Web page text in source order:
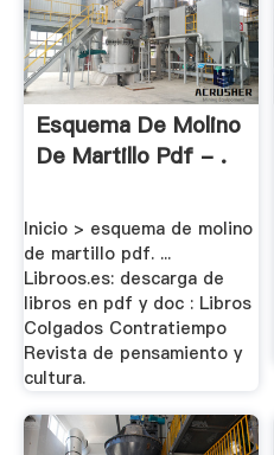
Esquema De Molino
De Martillo Pdf - .
Inicio > esquema de molino
de martillo pdf. ...
Libroos.es: descarga de
libros en pdf y doc : Libros
Colgados Contratiempo
Revista de pensamiento y
cultura.